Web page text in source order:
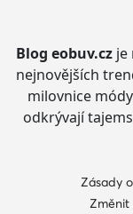
Blog eobuv.czje
nejnovějších
milovnice
odkrývají
Zásady
Změnit